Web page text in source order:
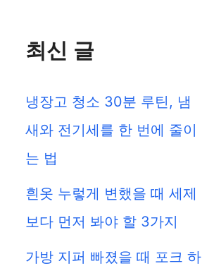
최신 글
냉장고 청소 30분 루틴, 냄
새와 전기세를 한 번에 줄이
는 법
흰옷 누렇게 변했을 때 세제
보다 먼저 봐야 할 3가지
가방 지퍼 빠졌을 때 포크 하